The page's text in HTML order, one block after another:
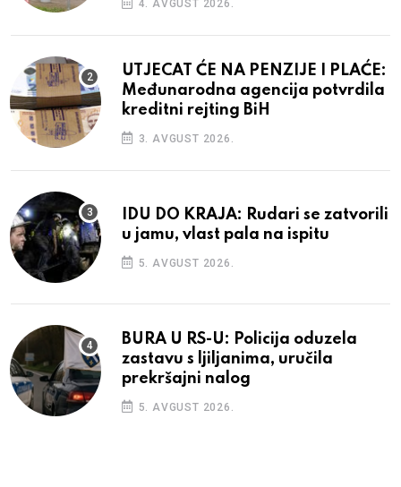
4. AVGUST 2026.
UTJECAT ĆE NA PENZIJE I PLAĆE:
Međunarodna agencija potvrdila
kreditni rejting BiH
3. AVGUST 2026.
IDU DO KRAJA: Rudari se zatvorili
u jamu, vlast pala na ispitu
5. AVGUST 2026.
BURA U RS-U: Policija oduzela
zastavu s ljiljanima, uručila
prekršajni nalog
5. AVGUST 2026.